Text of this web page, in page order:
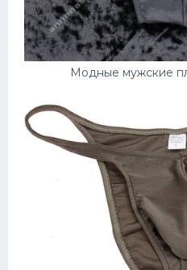
Модные мужские